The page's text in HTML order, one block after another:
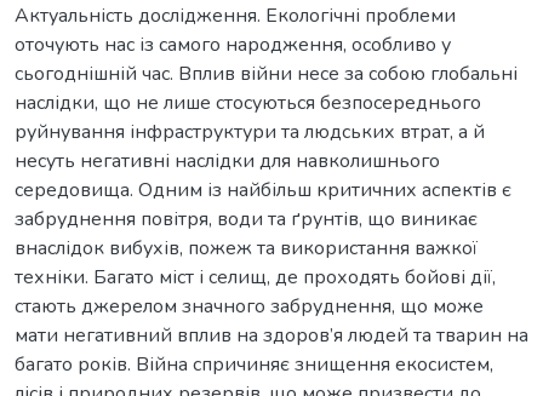
Актуальність дослідження. Екологічні проблеми
оточують нас із самого народження, особливо у
сьогоднішній час. Вплив війни несе за собою глобальні
наслідки, що не лише стосуються безпосереднього
руйнування інфраструктури та людських втрат, а й
несуть негативні наслідки для навколишнього
середовища. Одним із найбільш критичних аспектів є
забруднення повітря, води та ґрунтів, що виникає
внаслідок вибухів, пожеж та використання важкої
техніки. Багато міст і селищ, де проходять бойові дії,
стають джерелом значного забруднення, що може
мати негативний вплив на здоров’я людей та тварин на
багато років. Війна спричиняє знищення екосистем,